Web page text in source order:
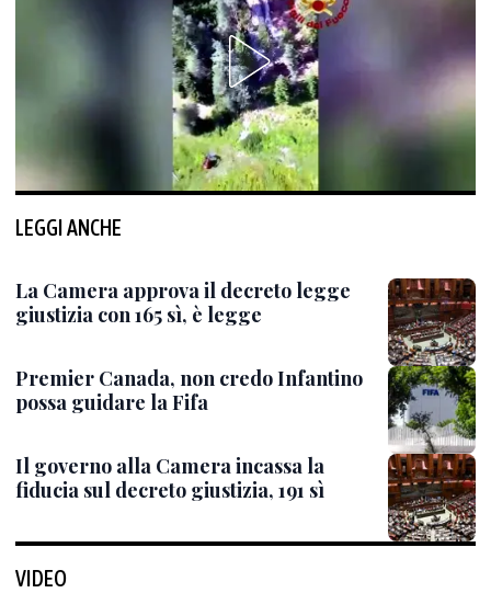
LEGGI ANCHE
La Camera approva il decreto legge
giustizia con 165 sì, è legge
Premier Canada, non credo Infantino
possa guidare la Fifa
Il governo alla Camera incassa la
fiducia sul decreto giustizia, 191 sì
VIDEO